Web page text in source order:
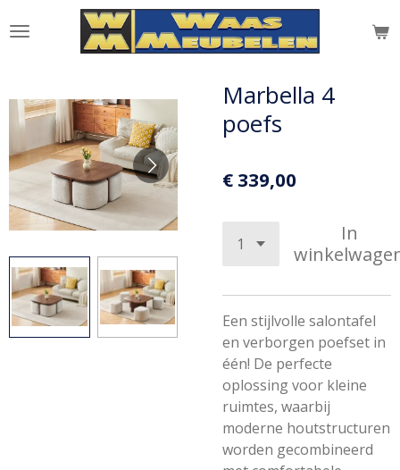
direct
hoofdinhoud
Marbella 4
poefs
€ 339,00
In
Een stijlvolle salontafel
en verborgen poefset in
één! De perfecte
oplossing voor kleine
ruimtes, waarbij
moderne houtstructuren
worden gecombineerd